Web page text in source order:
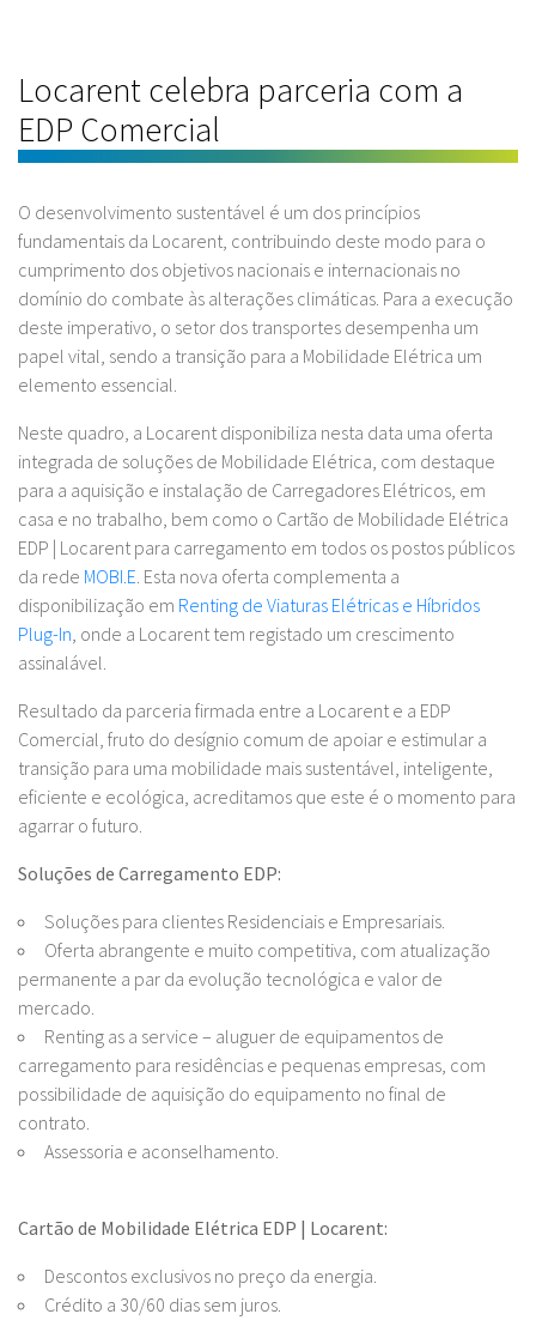
Locarent celebra parceria com a
EDP Comercial
O desenvolvimento sustentável é um dos princípios
fundamentais da Locarent, contribuindo deste modo para o
cumprimento dos objetivos nacionais e internacionais no
domínio do combate às alterações climáticas. Para a execução
deste imperativo, o setor dos transportes desempenha um
papel vital, sendo a transição para a Mobilidade Elétrica um
elemento essencial.
Neste quadro, a Locarent disponibiliza nesta data uma oferta
integrada de soluções de Mobilidade Elétrica, com destaque
para a aquisição e instalação de Carregadores Elétricos, em
casa e no trabalho, bem como o Cartão de Mobilidade Elétrica
EDP | Locarent para carregamento em todos os postos públicos
da rede MOBI.E. Esta nova oferta complementa a
disponibilização em Renting de Viaturas Elétricas e Híbridos
Plug-In, onde a Locarent tem registado um crescimento
assinalável.
Resultado da parceria firmada entre a Locarent e a EDP
Comercial, fruto do desígnio comum de apoiar e estimular a
transição para uma mobilidade mais sustentável, inteligente,
eficiente e ecológica, acreditamos que este é o momento para
agarrar o futuro.
Soluções de Carregamento EDP:
Soluções para clientes Residenciais e Empresariais.
Oferta abrangente e muito competitiva, com atualização
permanente a par da evolução tecnológica e valor de
mercado.
Renting as a service – aluguer de equipamentos de
carregamento para residências e pequenas empresas, com
possibilidade de aquisição do equipamento no final de
contrato.
Assessoria e aconselhamento.
Cartão de Mobilidade Elétrica EDP | Locarent:
Descontos exclusivos no preço da energia.
Crédito a 30/60 dias sem juros.